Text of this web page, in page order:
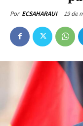
Por ECSAHARAUI 19 de